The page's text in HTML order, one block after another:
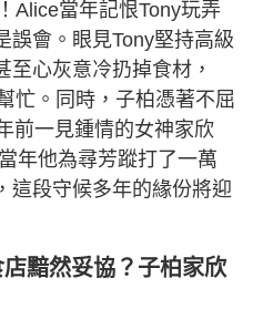
Alice當年記恨Tony玩弄
誤會。眼見Tony堅持高級
至心灰意冷扔掉食材，
忙。同時，子柏憑著不屈
前一見鍾情的女神家欣
年他為尋芳蹤打了一萬
這段守候多年的緣份將迎
黯然妥協？子柏家欣